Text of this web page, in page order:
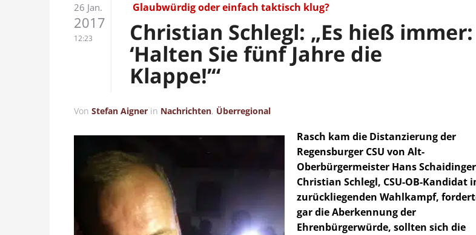
26 Jan.
2017
12:23
Glaubwürdig oder einfach taktisch klug?
Christian Schlegl: „Es hieß immer:
‘Halten Sie fünf Jahre die
Klappe!’“
Von Stefan Aigner in Nachrichten, Überregional
Rasch kam die Distanzierung der
Regensburger CSU von Alt-
Oberbürgermeister Hans
Christian Schlegl, CSU-OB-Kandidat
zurückliegenden Wahlkampf,
gar die Aberkennung der
Ehrenbürgerwürde, sollten sich die